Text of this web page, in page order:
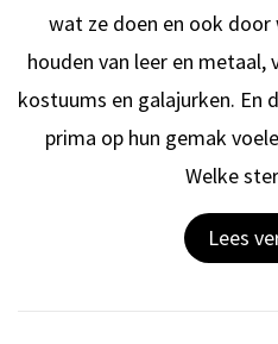
wat ze doen en ook door
houden van leer en
kostuums en galajurken. En
prima op hun gemak
Welke
Lees